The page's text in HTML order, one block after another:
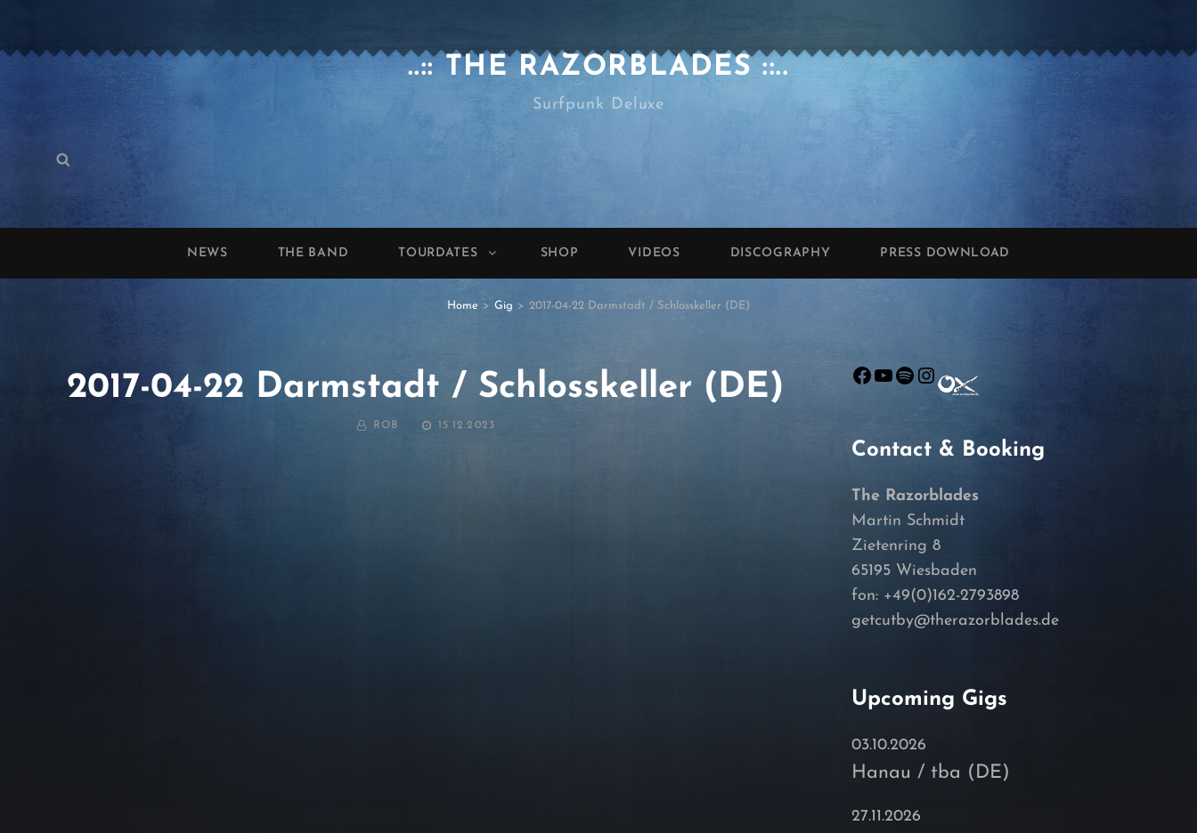
..:: THE RAZORBLADES ::..
Surfpunk Deluxe
Search
NEWS THE BAND TOURDATES SHOP VIDEOS DISCOGRAPHY PRESS DOWNLOAD
Home > Gig > 2017-04-22 Darmstadt / Schlosskeller (DE)
2017-04-22 Darmstadt / Schlosskeller (DE)
BY ROB
POSTED
15.12.2023
Facebook
YouTube
Spotify
Instagram
Contact & Booking
The Razorblades
Martin Schmidt
Zietenring 8
65195 Wiesbaden
fon: +49(0)162-2793898
getcutby@therazorblades.de
Upcoming Gigs
03.10.2026
Hanau / tba (DE)
27.11.2026